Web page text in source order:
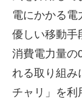
電にかかる電
優しい移動手
消費電力量の
れる取り組み
チャリ」を利